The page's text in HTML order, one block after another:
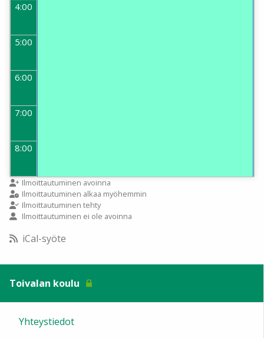
4:00
5:00
6:00
7:00
8:00
9:00
10:00
12:00
13:00
Ilmoittautuminen avoinna
Ilmoittautuminen alkaa myöhemmin
Ilmoittautuminen tehty
Ilmoittautuminen ei ole avoinna
iCal-syöte
Toivalan koulu
Yhteystiedot